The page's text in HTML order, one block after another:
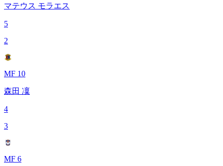
マテウス モラエス
5
2
MF 10
森田 凜
4
3
MF 6